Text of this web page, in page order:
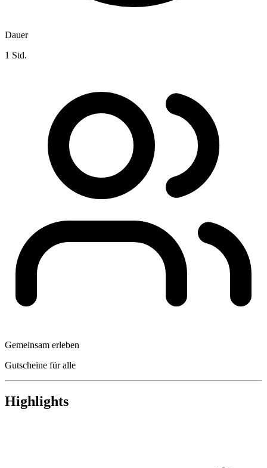
Dauer
1 Std.
Gemeinsam erleben
Gutscheine für alle
Highlights